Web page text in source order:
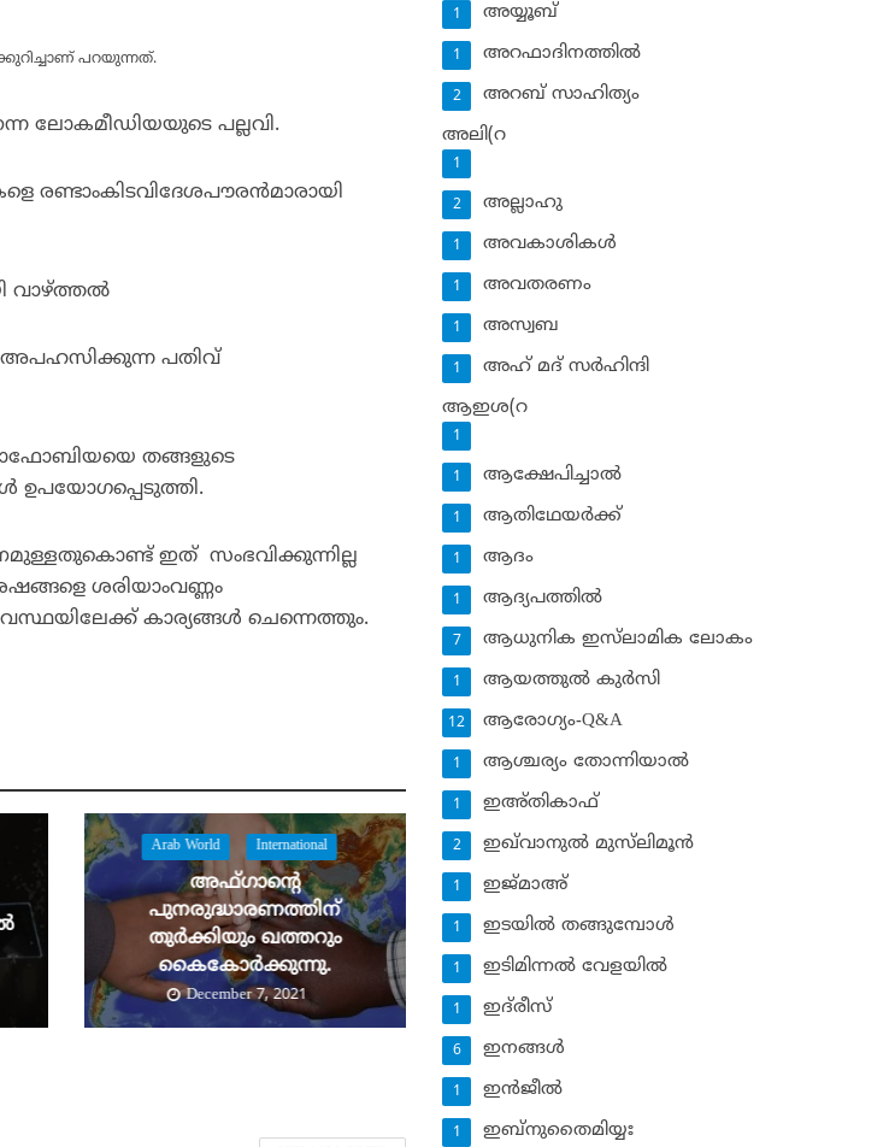
പറയുന്നത്.
ലോകമീഡിയയുടെ പല്ലവി.
രണ്ടാംകിടവിദേശപൗരന്‍മാരായി
വാഴ്ത്തല്‍
അപഹസിക്കുന്ന പതിവ്
തങ്ങളുടെ
ഉപയോഗപ്പെടുത്തി.
ഇത് സംഭവിക്കുന്നില്ല
ശരിയാംവണ്ണം
കാര്യങ്ങള്‍ ചെന്നെത്തും.
Arab World International
അഫ്ഗാന്റെ
പുനരുദ്ധാരണത്തിന്
തുർക്കിയും ഖത്തറും
കൈകോർക്കുന്നു.
December 7, 2021
അയ്യൂബ്‌
1
അറഫാദിനത്തില്‍
1
അറബ് സാഹിത്യം
2
അലി(റ
1
അല്ലാഹു
2
അവകാശികള്‍
1
അവതരണം
1
അസ്വബ
1
അഹ് മദ് സര്‍ഹിന്ദി
1
ആഇശ(റ
1
ആക്ഷേപിച്ചാല്‍
1
ആതിഥേയര്‍ക്ക്
1
ആദം
1
ആദ്യപത്തില്‍
1
ആധുനിക ഇസ്‌ലാമിക ലോകം
7
ആയത്തുല്‍ കുര്‍സി
1
ആരോഗ്യം-Q&A
12
ആശ്ചര്യം തോന്നിയാല്‍
1
ഇഅ്തികാഫ്‌
1
ഇഖ്‌വാനുല്‍ മുസ്‌ലിമൂന്‍
2
ഇജ്മാഅ്
1
ഇടയില്‍ തങ്ങുമ്പോള്‍
1
ഇടിമിന്നല്‍ വേളയില്‍
1
ഇദ്‌രീസ്‌
1
ഇനങ്ങള്‍
6
ഇന്‍ജീല്‍
1
ഇബ്‌നുതൈമിയ്യഃ
1